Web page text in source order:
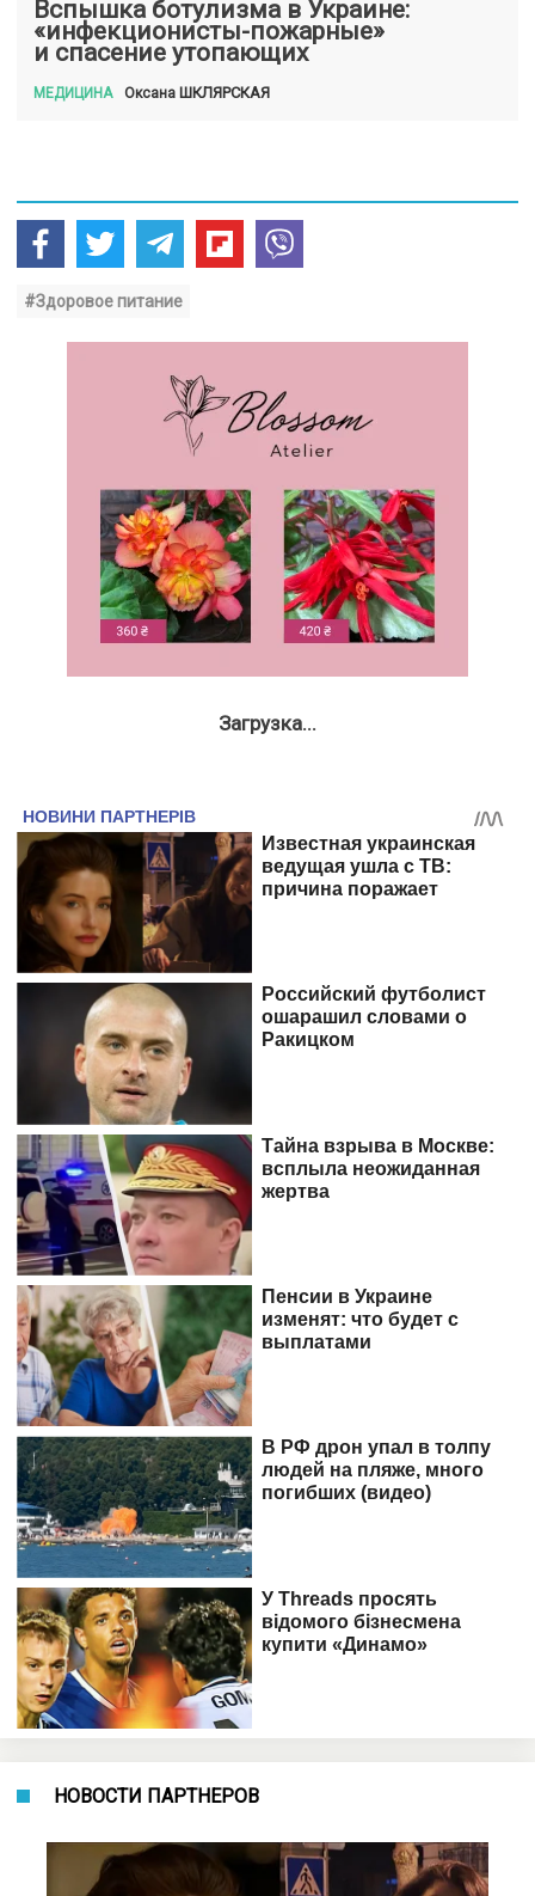
Вспышка ботулизма в Украине:
«инфекционисты-пожарные»
и спасение утопающих
МЕДИЦИНА Оксана ШКЛЯРСКАЯ
#Здоровое питание
Загрузка...
НОВОСТИ ПАРТНЕРОВ